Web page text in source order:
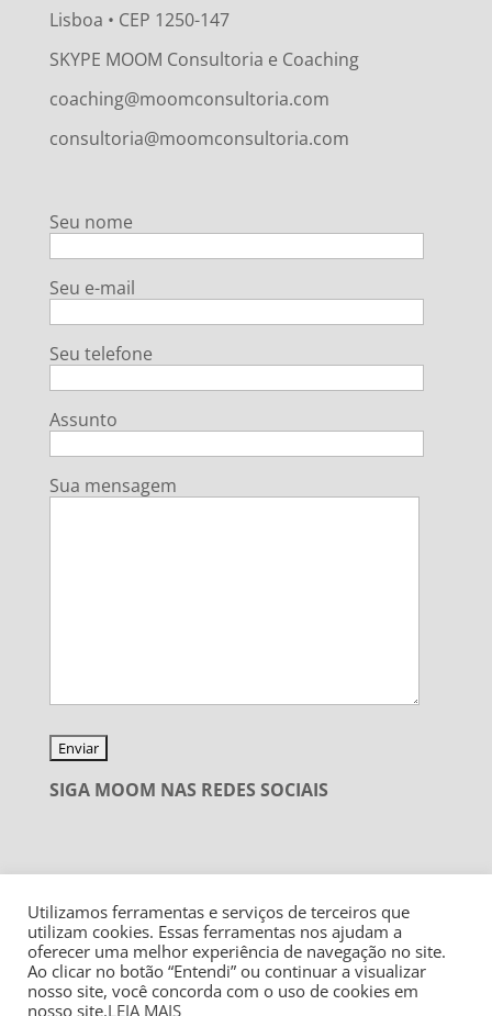
Lisboa • CEP 1250-147
SKYPE MOOM Consultoria e Coaching
coaching@moomconsultoria.com
consultoria@moomconsultoria.com
Seu nome
Seu e-mail
Seu telefone
Assunto
Sua mensagem
SIGA MOOM NAS REDES SOCIAIS
Utilizamos ferramentas e serviços de terceiros que
utilizam cookies. Essas ferramentas nos ajudam a
oferecer uma melhor experiência de navegação no site.
Ao clicar no botão “Entendi” ou continuar a visualizar
nosso site, você concorda com o uso de cookies em
nosso site.LEIA MAIS